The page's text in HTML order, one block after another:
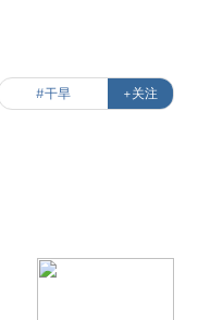
#干旱 +关注